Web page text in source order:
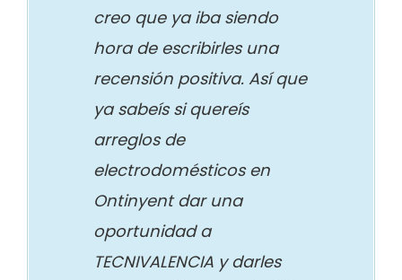
creo que ya iba siendo
hora de escribirles una
recensión positiva. Así que
ya sabeís si quereís
arreglos de
electrodomésticos en
Ontinyent dar una
oportunidad a
TECNIVALENCIA y darles